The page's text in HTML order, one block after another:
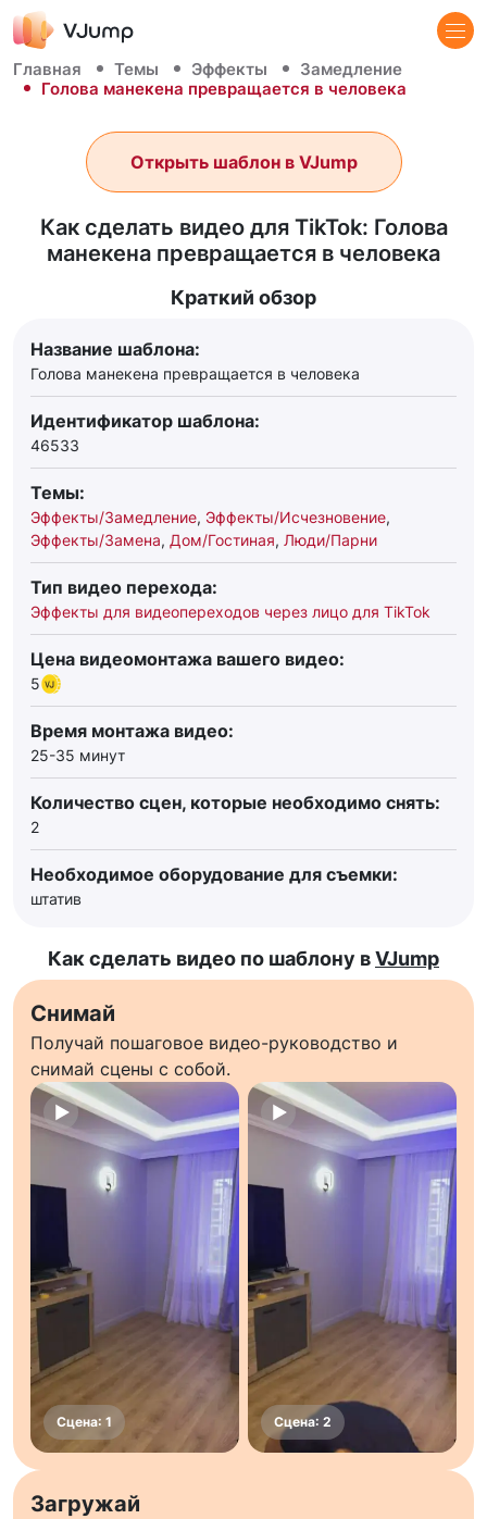
Главная Темы Эффекты
Замедление
Голова манекена превращается в человека
Как сделать видео для TikTok: Голова
манекена превращается в человека
Открыть шаблон в VJump
Краткий обзор
Название шаблона:
Голова манекена превращается в человека
Идентификатор шаблона:
46533
Темы:
Эффекты/Замедление, Эффекты/Исчезновение,
Эффекты/Замена, Дом/Гостиная, Люди/Парни
Тип видео перехода:
Эффекты для видеопереходов через лицо для TikTok
Цена видеомонтажа вашего видео:
5
Время монтажа видео:
25-35 минут
Количество сцен, которые необходимо снять:
2
Необходимое оборудование для съемки:
штатив
Как сделать видео по шаблону вVJump
Снимай
Получай пошаговое видео-руководство и
снимай сцены с собой.
Загружай